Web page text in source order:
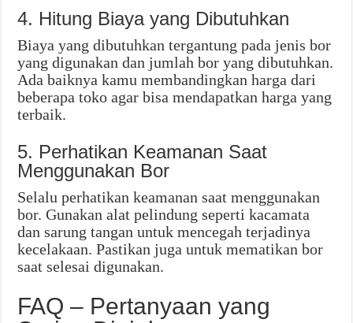
4. Hitung Biaya yang Dibutuhkan
Biaya yang dibutuhkan tergantung pada jenis bor
yang digunakan dan jumlah bor yang dibutuhkan.
Ada baiknya kamu membandingkan harga dari
beberapa toko agar bisa mendapatkan harga yang
terbaik.
5. Perhatikan Keamanan Saat
Menggunakan Bor
Selalu perhatikan keamanan saat menggunakan
bor. Gunakan alat pelindung seperti kacamata
dan sarung tangan untuk mencegah terjadinya
kecelakaan. Pastikan juga untuk mematikan bor
saat selesai digunakan.
FAQ – Pertanyaan yang